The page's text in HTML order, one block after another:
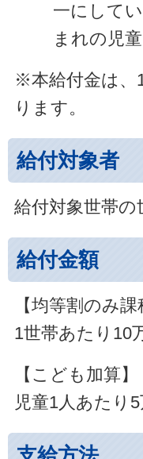
一にして
まれの児童
※本給付金は、
ります。
給付対象者
給付対象世帯の
給付金額
【均等割のみ課
1世帯あたり10
【こども加算】
児童1人あたり5